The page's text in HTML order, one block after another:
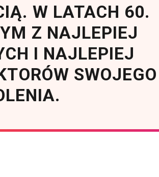
W LATACH 60.
Z NAJLEPIEJ
I NAJLEPIEJ
SWOJEGO